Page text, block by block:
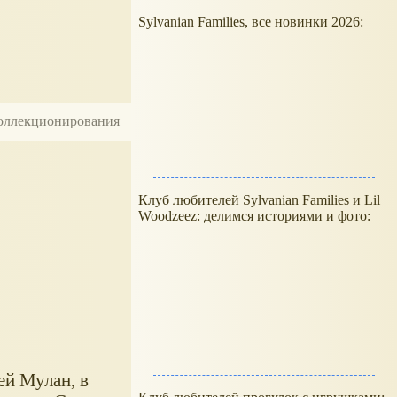
Мулан, в
Sylvanian Families, все новинки 2026:
Клуб любителей Sylvanian Families и Lil
Woodzeez: делимся историями и фото: